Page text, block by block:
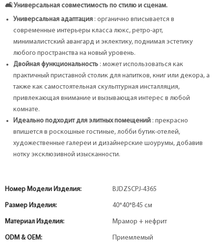
🛋️Универсальная совместимость по стилю и сценам.
Универсальная адаптация: органично вписывается в
современные интерьеры класса люкс, ретро-арт,
минималистский авангард и эклектику, поднимая эстетику
любого пространства на новый уровень.
Двойная функциональность: может использоваться как
практичный приставной столик для напитков, книг или декора, а
также как самостоятельная скульптурная инсталляция,
привлекающая внимание и вызывающая интерес в любой
комнате.
Идеально подходит для элитных помещений: прекрасно
впишется в роскошные гостиные, лобби бутик-отелей,
художественные галереи и дизайнерские шоурумы, добавив
нотку эксклюзивной изысканности.
Номер Модели Изделия: BJDZSCPJ-4365
Размер Изделия: 40*40*В45 см
Материал Изделия: Мрамор + нефрит
ODM & OEM: Приемлемый